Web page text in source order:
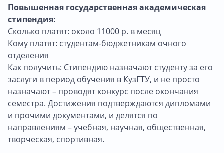
Повышенная государственная академическая
стипендия:
Сколько платят: около 11000 р. в месяц
Кому платят: студентам-бюджетникам очного
отделения
Как получить: Стипендию назначают студенту за его
заслуги в период обучения в КузГТУ, и не просто
назначают – проводят конкурс после окончания
семестра. Достижения подтверждаются дипломами
и прочими документами, и делятся по
направлениям – учебная, научная, общественная,
творческая, спортивная.